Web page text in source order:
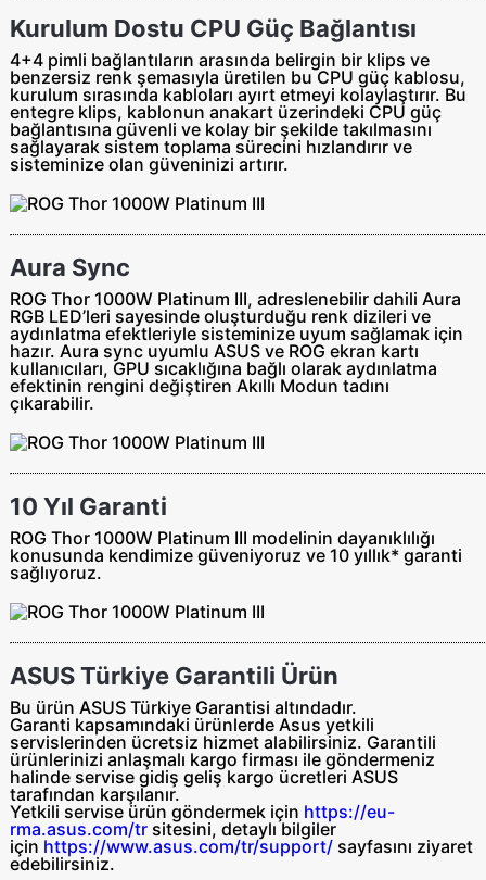
Kurulum Dostu CPU Güç Bağlantısı
4+4 pimli bağlantıların arasında belirgin bir klips ve
benzersiz renk şemasıyla üretilen bu CPU güç kablosu,
kurulum sırasında kabloları ayırt etmeyi kolaylaştırır. Bu
entegre klips, kablonun anakart üzerindeki CPU güç
bağlantısına güvenli ve kolay bir şekilde takılmasını
sağlayarak sistem toplama sürecini hızlandırır ve
sisteminize olan güveninizi artırır.
Aura Sync
ROG Thor 1000W Platinum III, adreslenebilir dahili Aura
RGB LED’leri sayesinde oluşturduğu renk dizileri ve
aydınlatma efektleriyle sisteminize uyum sağlamak için
hazır. Aura sync uyumlu ASUS ve ROG ekran kartı
kullanıcıları, GPU sıcaklığına bağlı olarak aydınlatma
efektinin rengini değiştiren Akıllı Modun tadını
çıkarabilir.
10 Yıl Garanti
ROG Thor 1000W Platinum III modelinin dayanıklılığı
konusunda kendimize güveniyoruz ve 10 yıllık* garanti
sağlıyoruz.
ASUS Türkiye Garantili Ürün
Bu ürün ASUS Türkiye Garantisi altındadır.
Garanti kapsamındaki ürünlerde Asus yetkili
servislerinden ücretsiz hizmet alabilirsiniz. Garantili
ürünlerinizi anlaşmalı kargo firması ile göndermeniz
halinde servise gidiş geliş kargo ücretleri ASUS
tarafından karşılanır.
Yetkili servise ürün göndermek için https://eu-
rma.asus.com/tr sitesini, detaylı bilgiler
için https://www.asus.com/tr/support/ sayfasını ziyaret
edebilirsiniz.